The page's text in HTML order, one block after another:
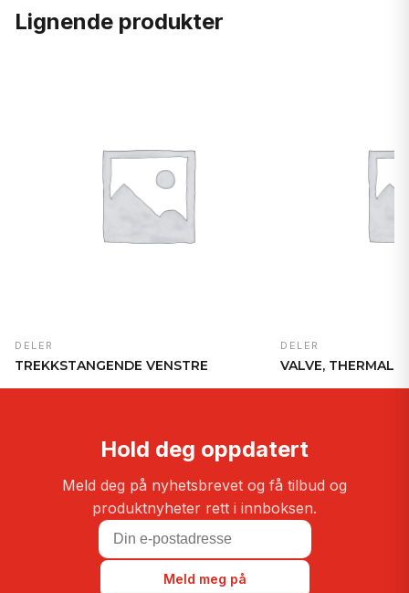
Lignende produkter
DELER
TREKKSTANGENDE VENSTRE
DELER
VALVE, THERMAL
Hold deg oppdatert
Meld deg på nyhetsbrevet og få tilbud og
produktnyheter rett i innboksen.
Meld meg på